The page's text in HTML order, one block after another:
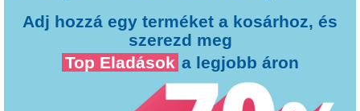
Adj hozzá egy terméket a kosárhoz, és
szerezd meg
Top Eladások a legjobb áron